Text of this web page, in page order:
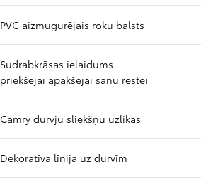
PVC aizmugurējais roku balsts
Sudrabkrāsas ielaidums
priekšējai apakšējai sānu restei
Camry durvju sliekšņu uzlikas
Dekoratīva līnija uz durvīm